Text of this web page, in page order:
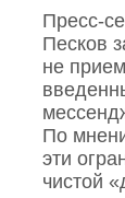
Песков
не
По
эти
чистой